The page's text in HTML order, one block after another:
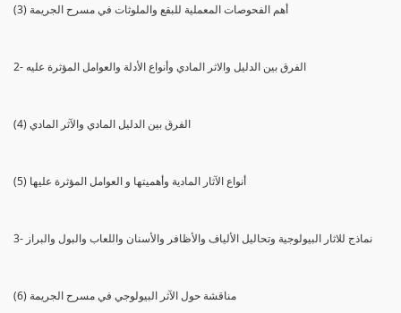
(3) أهم الفحوصات المعملية للبقع والملوثات في مسرح الجريمة
2- الفرق بين الدليل والاثر المادي وأنواع الأدلة والعوامل المؤثرة عليه
(4) الفرق بين الدليل المادي والآثر المادي
(5) أنواع الآثار المادية وأهميتها و العوامل المؤثرة عليها
3- نماذج للاثار البيولوجية وتحاليل الألياف والأظافر والأسنان واللعاب والبول والبراز
(6) مناقشة حول الآثر البيولوجي في مسرح الجريمة